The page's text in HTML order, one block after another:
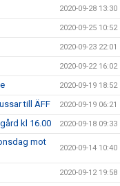
2020-09-28 13:30
2020-09-25 10:52
2020-09-23 22:01
2020-09-22 16:02
2020-09-19 18:52
till ÄFF 2020-09-19 06:21
kl 16.00 2020-09-18 09:33
mot
2020-09-14 10:40
2020-09-12 19:58